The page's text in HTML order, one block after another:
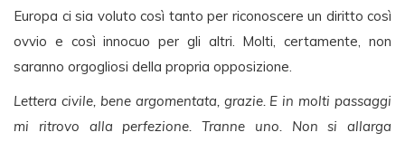
Europa ci sia voluto così tanto per riconoscere un diritto così
ovvio e così innocuo per gli altri. Molti, certamente, non
saranno orgogliosi della propria opposizione.
Lettera civile, bene argomentata, grazie. E in molti passaggi
mi ritrovo alla perfezione. Tranne uno. Non si allarga